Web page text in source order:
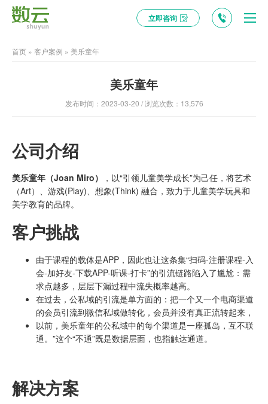
立即咨询
首页 » 客户案例 » 美乐童年
美乐童年
发布时间：2023-03-20 / 浏览次数：13,576
公司介绍
美乐童年（Joan Miro）
，以“引领儿童美学成长”为己任，将艺术
（Art）、游戏(Play)、想象(Think) 融合，致力于儿童美学玩具和
美学教育的品牌。
客户挑战
由于课程的载体是APP，因此也让这条集“扫码-注册课程-入
会-加好友-下载APP-听课-打卡”的引流链路陷入了尴尬：需
求点越多，层层下漏过程中流失概率越高。
在过去，公私域的引流是单方面的：把一个又一个电商渠道
的会员引流到微信私域做转化，会员并没有真正流转起来，
以前，美乐童年的公私域中的每个渠道是一座孤岛，互不联
通。”这个“不通”既是数据层面，也指触达通道。
解决方案